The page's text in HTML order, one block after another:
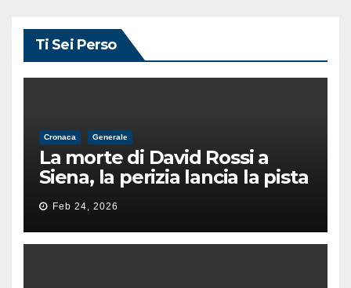
Ti Sei Perso
Cronaca Generale
La morte di David Rossi a
Siena, la perizia lancia la pista
di un’intimidazione finita
male
Feb 24, 2026